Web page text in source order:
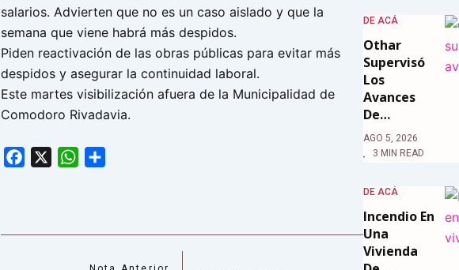
salarios. Advierten que no es un caso aislado y que la
semana que viene habrá más despidos.
Piden reactivación de las obras públicas para evitar más
despidos y asegurar la continuidad laboral.
Este martes visibilización afuera de la Municipalidad de
Comodoro Rivadavia.
Facebook WhatsApp
DE ACÁ
Othar
Supervisó
Los
Avances
De…
AGO 5, 2026
3 MIN READ
DE ACÁ
Incendio En
Una
Vivienda